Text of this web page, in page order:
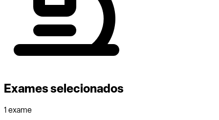
Exames selecionados
1 exame